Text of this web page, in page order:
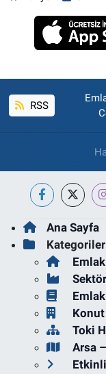
RSS
Ana Sayfa
Kategoriler
Toki
Arsa